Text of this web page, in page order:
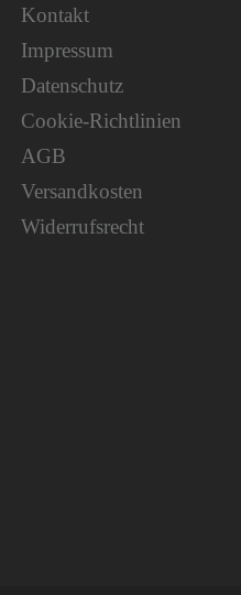
Kontakt
Impressum
Datenschutz
Cookie-Richtlinien
AGB
Versandkosten
Widerrufsrecht